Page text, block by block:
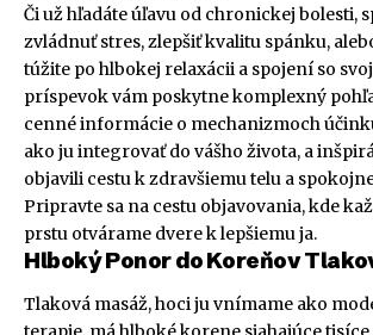
Či už hľadáte úľavu od chronickej bolesti,
zvládnuť stres, zlepšiť kvalitu spánku,
túžite po hlbokej relaxácii a spojení so
príspevok vám poskytne komplexný
cenné informácie o mechanizmoch
ako ju integrovať do vášho života, a
objavili cestu k zdravšiemu telu a
Pripravte sa na cestu objavovania, kde
prstu otvárame dvere k lepšiemu ja.
Hlboký Ponor do Koreňov
Tlaková masáž, hoci ju vnímame ako